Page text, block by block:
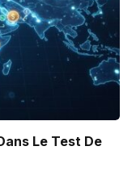
Le Test De